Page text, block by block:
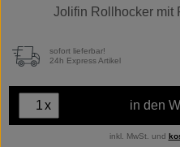
Jolifin Rollhocker mit
sofort lieferbar!
24h Express Artikel
x in den
inkl. MwSt. und